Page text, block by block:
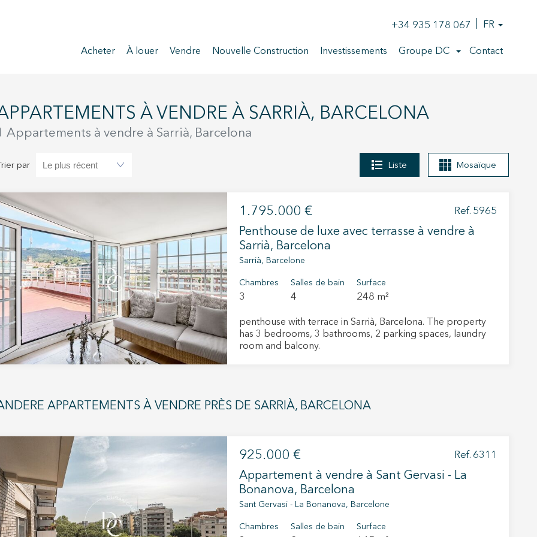
+34 935 178 067 FR
Acheter À louer Vendre Nouvelle Construction Investissements Groupe DC Contact
APPARTEMENTS À VENDRE À SARRIÀ, BARCELONA
Appartements à vendre à Sarrià, Barcelona
par Liste Mosaïque
1.795.000 € Ref. 5965
Penthouse de luxe avec terrasse à vendre à
Sarrià, Barcelona
Sarrià, Barcelone
Chambres
3
Salles de bain
4
Surface
248 m²
penthouse with terrace in Sarrià, Barcelona. The property
has 3 bedrooms, 3 bathrooms, 2 parking spaces, laundry
room and balcony.
APPARTEMENTS À VENDRE PRÈS DE SARRIÀ, BARCELONA
925.000 € Ref. 6311
Appartement à vendre à Sant Gervasi - La
Bonanova, Barcelona
Sant Gervasi - La Bonanova, Barcelone
Chambres Salles de bain Surface
et Fonctionnel
Web utilise ses propres cookies pour collecter des informations afin
nos services. Si vous continuez à naviguer, vous acceptez leur installation.
a la possibilité de configurer son navigateur, pouvant, s'il le souhaite,
leur installation sur son disque dur, même s'il doit garder à l'esprit qu'une
peut entraîner des difficultés de navigation sur le site.